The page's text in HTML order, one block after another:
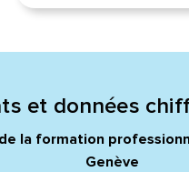
et données
la formation
Genève